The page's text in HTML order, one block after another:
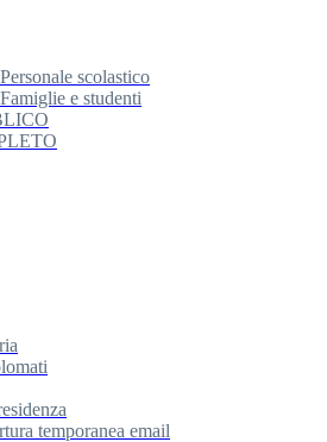
scolastico
e studenti
temporanea email